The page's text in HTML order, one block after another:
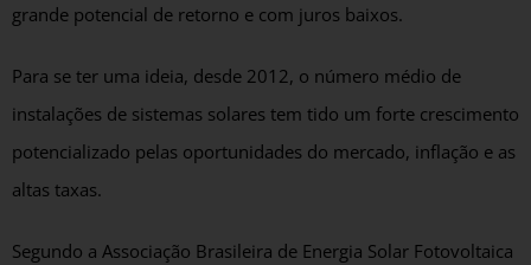
grande potencial de retorno e com juros baixos.
Para se ter uma ideia, desde 2012, o número médio de
instalações de sistemas solares tem tido um forte crescimento
potencializado pelas oportunidades do mercado, inflação e as
altas taxas.
Segundo a Associação Brasileira de Energia Solar Fotovoltaica